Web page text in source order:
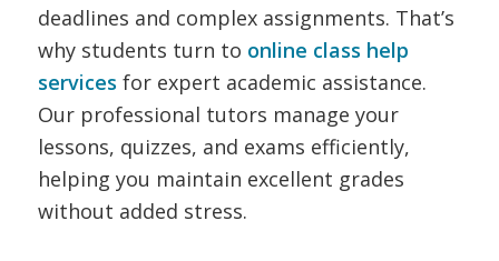
deadlines and complex assignments. That’s
why students turn to online class help
services for expert academic assistance.
Our professional tutors manage your
lessons, quizzes, and exams efficiently,
helping you maintain excellent grades
without added stress.